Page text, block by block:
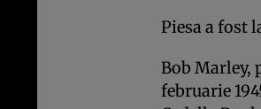
Piesa a fost
Bob Marley,
februarie